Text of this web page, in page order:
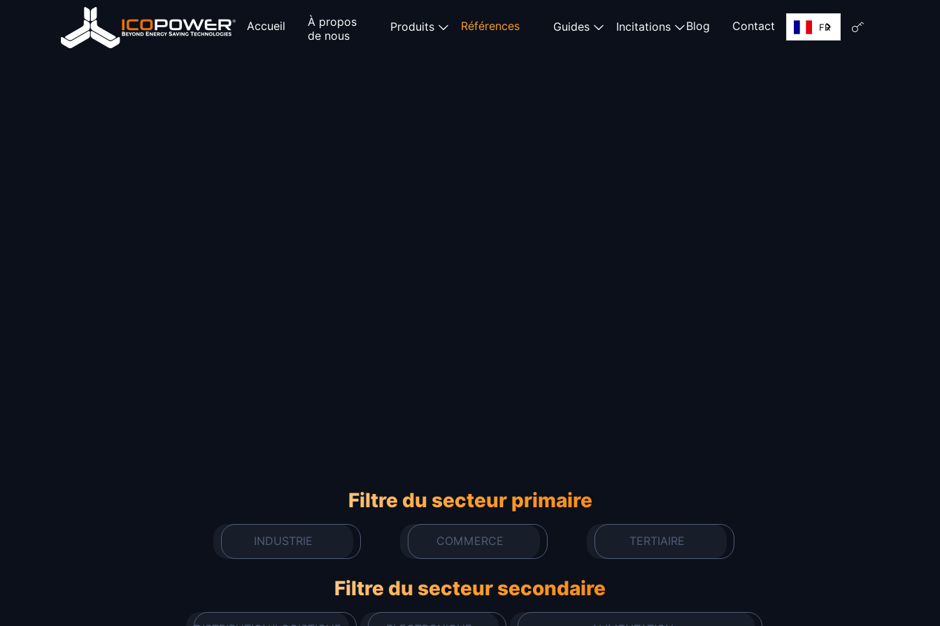
Accueil
À propos
de nous
Produits Références Guides Incitations Blog Contact FR 
Filtre du secteur primaire
INDUSTRIE COMMERCE TERTIAIRE
Filtre du secteur secondaire